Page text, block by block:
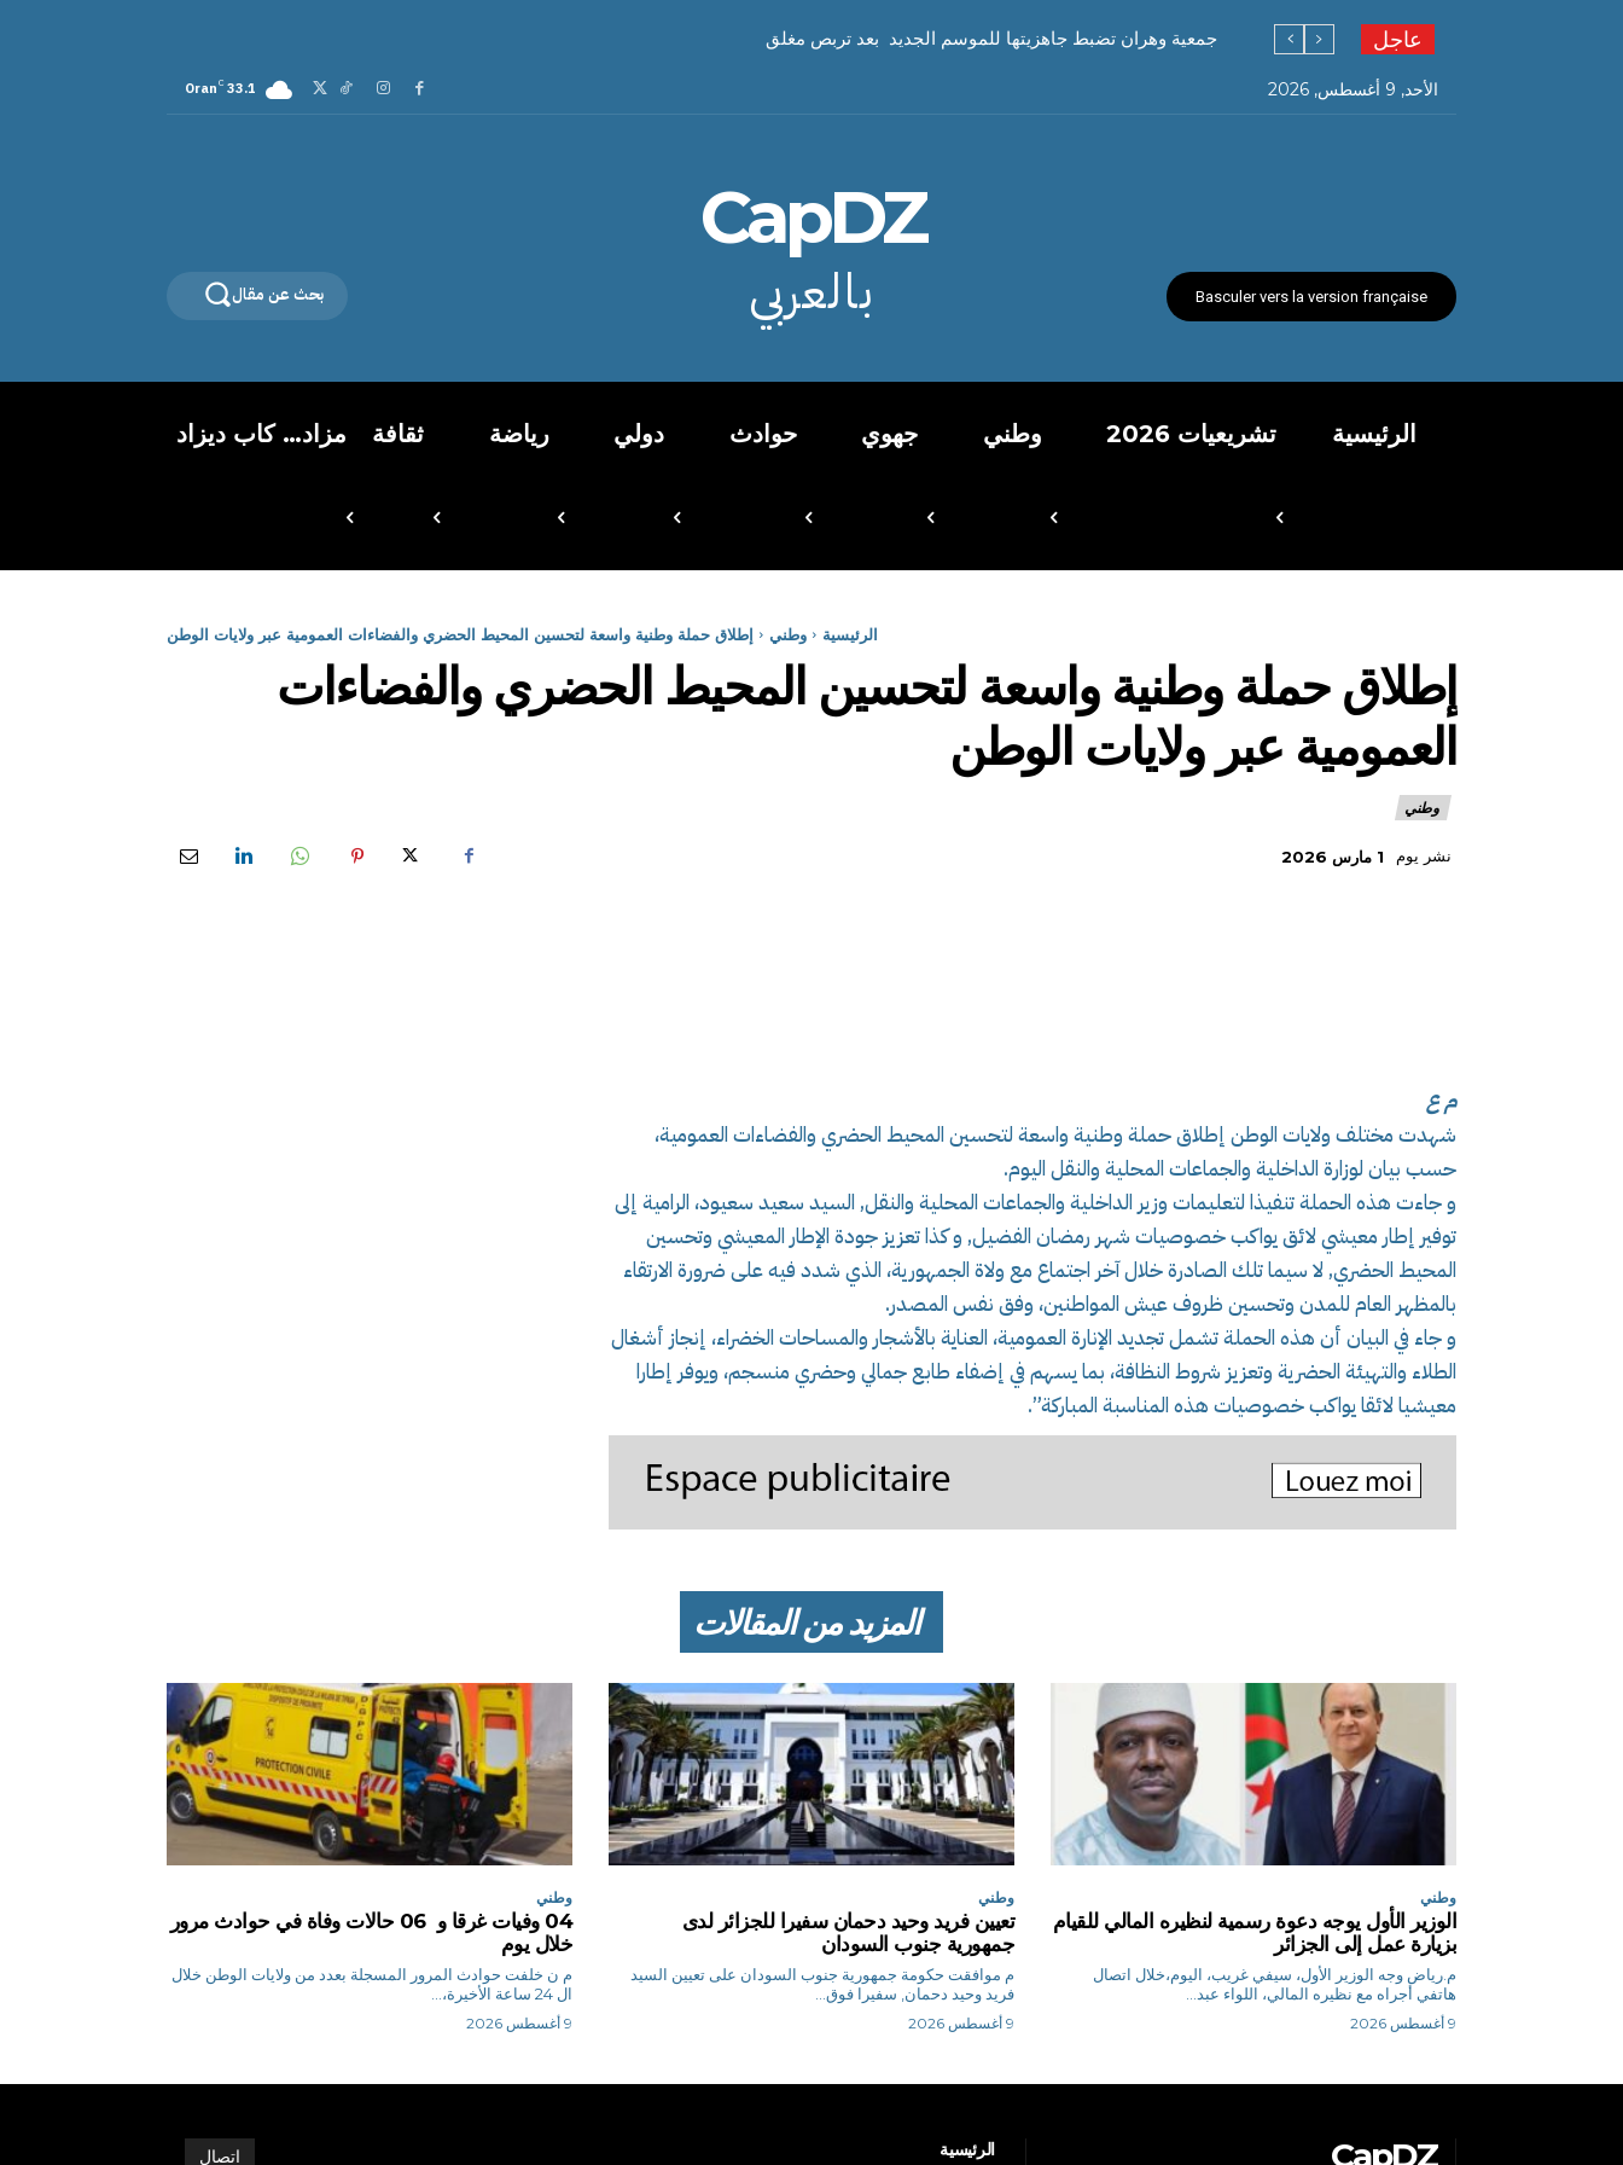
عاجل جمعية وهران تضبط جاهزيتها للموسم الجديد بعد تربص مغلق
الأحد, 9 أغسطس, 2026 33.1
C
Oran
Basculer vers la version française
CapDZ
بالعربي بحث عن مقال
الرئيسية تشريعيات 2026 وطني جهوي حوادث دولي رياضة ثقافة مزاد… كاب ديزاد
الرئيسية وطني إطلاق حملة وطنية واسعة لتحسين المحيط الحضري والفضاءات العمومية عبر ولايات الوطن
إطلاق حملة وطنية واسعة لتحسين المحيط الحضري والفضاءات
العمومية عبر ولايات الوطن
وطني
نشر يوم 1 مارس 2026
م ع
شهدت مختلف ولايات الوطن إطلاق حملة وطنية واسعة لتحسين المحيط الحضري والفضاءات العمومية،
حسب بيان لوزارة الداخلية والجماعات المحلية والنقل اليوم.
و جاءت هذه الحملة تنفيذا لتعليمات وزير الداخلية والجماعات المحلية والنقل, السيد سعيد سعيود، الرامية إلى
توفير إطار معيشي لائق يواكب خصوصيات شهر رمضان الفضيل, و كذا تعزيز جودة الإطار المعيشي وتحسين
المحيط الحضري, لا سيما تلك الصادرة خلال آخر اجتماع مع ولاة الجمهورية، الذي شدد فيه على ضرورة الارتقاء
بالمظهر العام للمدن وتحسين ظروف عيش المواطنين، وفق نفس المصدر.
و جاء في البيان أن هذه الحملة تشمل تجديد الإنارة العمومية، العناية بالأشجار والمساحات الخضراء، إنجاز أشغال
الطلاء والتهيئة الحضرية وتعزيز شروط النظافة، بما يسهم في إضفاء طابع جمالي وحضري منسجم، ويوفر إطارا
معيشيا لائقا يواكب خصوصيات هذه المناسبة المباركة”.
المزيد من المقالات
وطني
الوزير الأول يوجه دعوة رسمية لنظيره المالي للقيام
بزيارة عمل إلى الجزائر
م.رياض وجه الوزير الأول، سيفي غريب، اليوم،خلال اتصال
هاتفي أجراه مع نظيره المالي، اللواء عبد...
9 أغسطس 2026
وطني
تعيين فريد وحيد دحمان سفيرا للجزائر لدى
جمهورية جنوب السودان
م موافقت حكومة جمهورية جنوب السودان على تعيين السيد
فريد وحيد دحمان, سفيرا فوق...
9 أغسطس 2026
وطني
04 وفيات غرقا و 06 حالات وفاة في حوادث مرور
خلال يوم
م ن خلفت حوادث المرور المسجلة بعدد من ولايات الوطن خلال
ال 24 ساعة الأخيرة،...
9 أغسطس 2026
CapDZ الرئيسية اتصال